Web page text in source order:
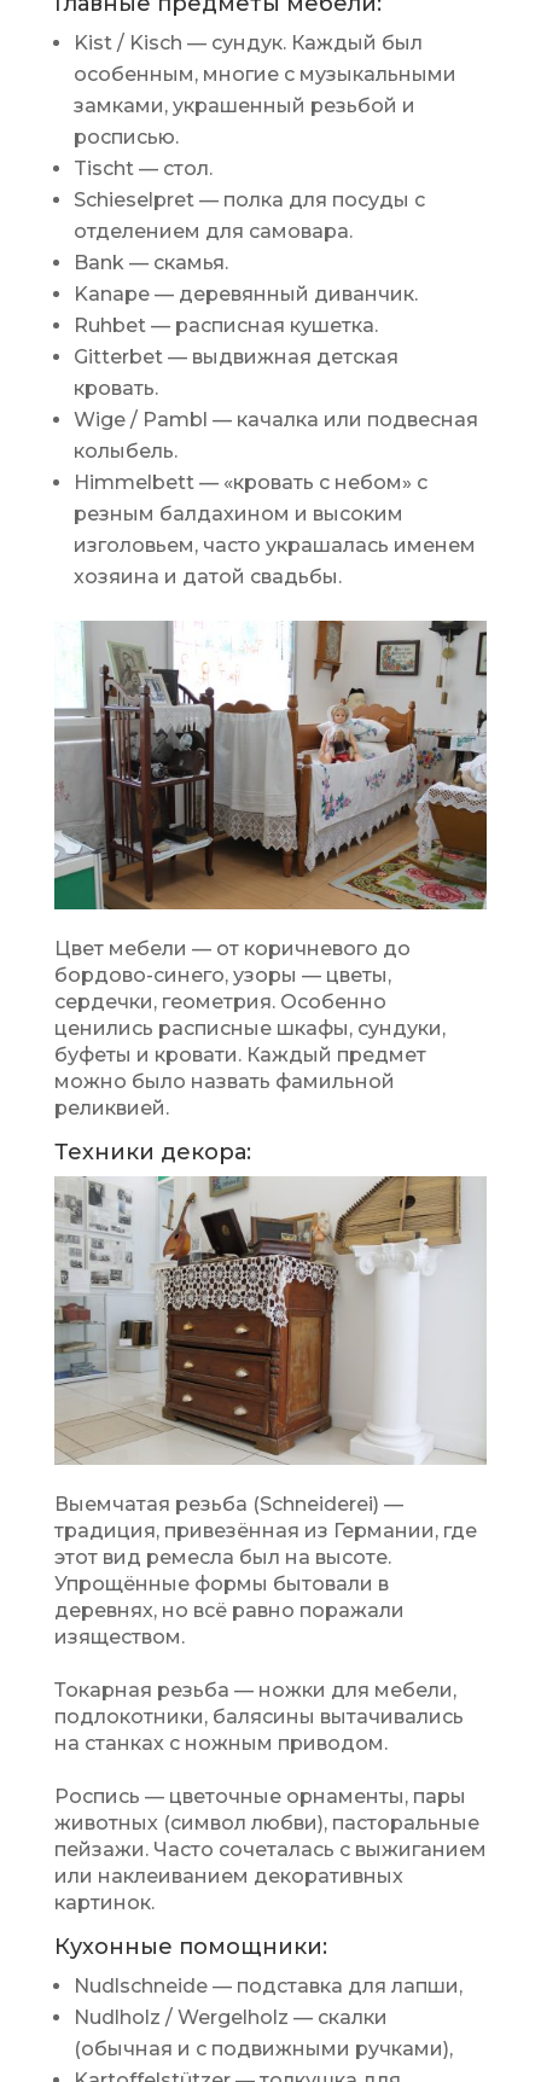
Kist / Kisch — сундук. Каждый был
особенным, многие с музыкальными
замками, украшенный резьбой и
росписью.
Tischt — стол.
Schieselpret — полка для посуды с
отделением для самовара.
Bank — скамья.
Kanape — деревянный диванчик.
Ruhbet — расписная кушетка.
Gitterbet — выдвижная детская
кровать.
Wige / Pambl — качалка или подвесная
колыбель.
Himmelbett — «кровать с небом» с
резным балдахином и высоким
изголовьем, часто украшалась именем
хозяина и датой свадьбы.
Цвет мебели — от коричневого до
бордово-синего, узоры — цветы,
сердечки, геометрия. Особенно
ценились расписные шкафы, сундуки,
буфеты и кровати. Каждый предмет
можно было назвать фамильной
реликвией.
Техники декора:
Выемчатая резьба (Schneiderei) —
традиция, привезённая из Германии, где
этот вид ремесла был на высоте.
Упрощённые формы бытовали в
деревнях, но всё равно поражали
изяществом.
Токарная резьба — ножки для мебели,
подлокотники, балясины вытачивались
на станках с ножным приводом.
Роспись — цветочные орнаменты, пары
животных (символ любви), пасторальные
пейзажи. Часто сочеталась с выжиганием
или наклеиванием декоративных
картинок.
Кухонные помощники:
Nudlschneide — подставка для лапши,
Nudlholz / Wergelholz — скалки
(обычная и с подвижными ручками),